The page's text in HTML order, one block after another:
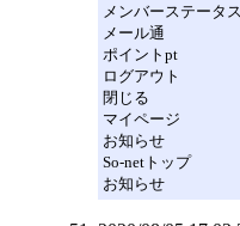
メンバーステータス
メール通
ポイントpt
ログアウト
閉じる
マイページ
お知らせ
So-netトップ
お知らせ